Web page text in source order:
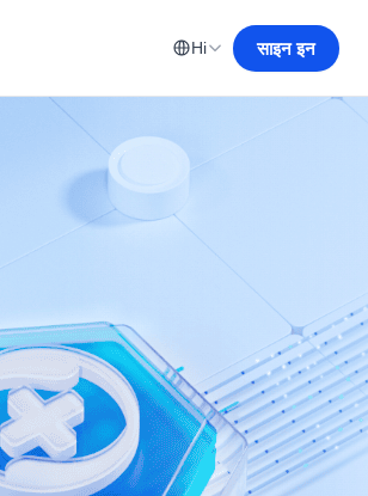
Hi साइन इन